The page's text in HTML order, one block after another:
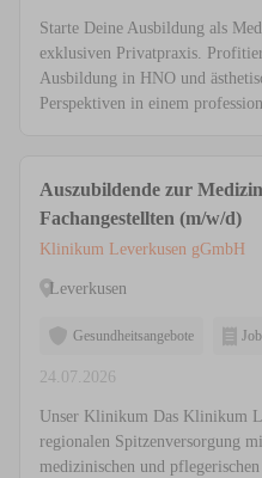
Starte Deine Ausbildung als
exklusiven Privatpraxis.
Ausbildung in HNO und
Perspektiven in einem
Auszubildende zur
Fachangestellten (m/w/d)
Klinikum Leverkusen gGmbH
Leverkusen
Gesundheitsangebote
24.07.2026
Unser Klinikum Das Klinikum
regionalen Spitzenversorgung
medizinischen und